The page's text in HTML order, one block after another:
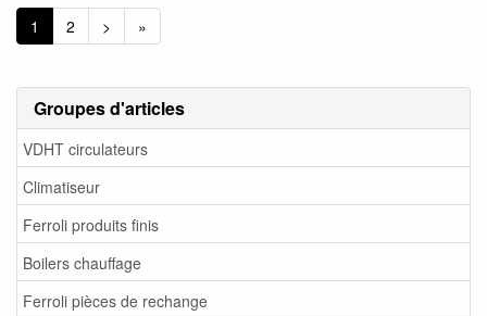
Groupes d'articles
VDHT circulateurs
Climatiseur
Ferroli produits finis
Boilers chauffage
Ferroli pièces de rechange
1 2 > »